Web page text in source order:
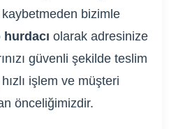
bizimle
hurdacı olarak adresinize
güvenli şekilde teslim
işlem ve müşteri
önceliğimizdir.